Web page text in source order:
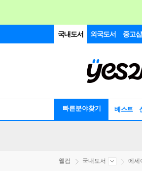
국내도서 외국도서 중고샵
빠른분야찾기 베스트
웰컴 국내도서 에세